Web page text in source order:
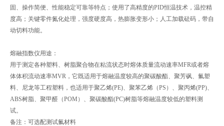
固、操作简便、性能稳定可靠等特点；使用了高精度的PID恒温技术，温控精
度高；关键零件氮化处理，强度硬度高，热膨胀变形小；人工加载砝码，带自
动切料功能。
熔融指数仪用途：
用于测定各种塑料、树脂聚合物在粘流状态时熔体质量流动速率MFR或者熔
体体积流动速率MVR，它既适用于熔融温度较高的聚碳酸酯、聚芳砜、氟塑
料、尼龙等工程塑料，也适用于聚乙烯(PE)、聚苯乙烯（PS）、聚丙烯(PP)、
ABS树脂、聚甲醛（POM）、聚碳酸酯(PC)树脂等熔融温度较低的塑料测
试。
备注：可选配测试氟材料